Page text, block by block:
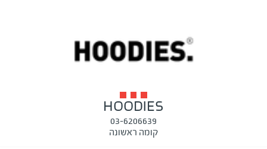
HOODIES
03-6206639
קומה ראשונה